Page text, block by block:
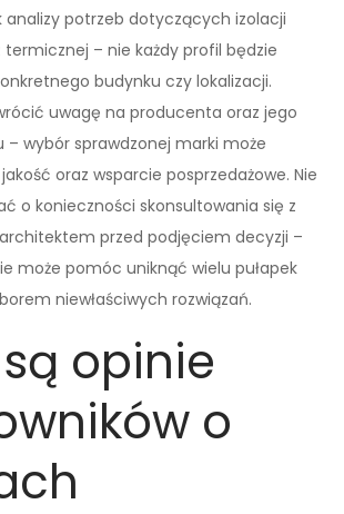
analizy potrzeb dotyczących izolacji
– nie każdy profil będzie
budynku czy lokalizacji.
uwagę na producenta oraz jego
– wybór sprawdzonej marki może
oraz wsparcie posprzedażowe. Nie
o konieczności skonsultowania się z
przed podjęciem decyzji –
może pomóc uniknąć wielu pułapek
niewłaściwych rozwiązań.
opinie
o